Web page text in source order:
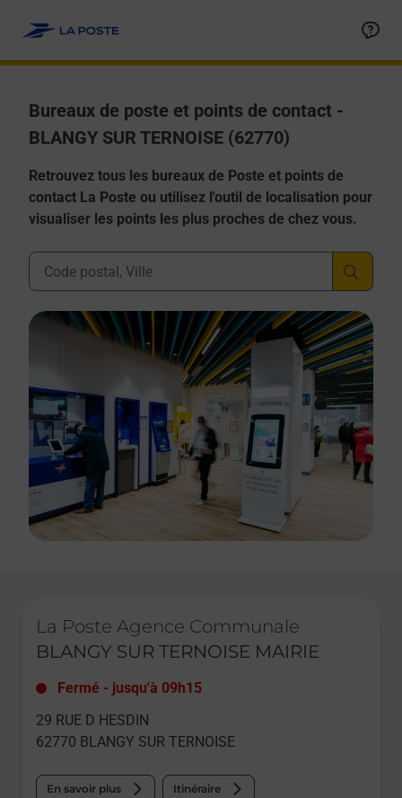
Bureaux de poste et points de contact -
BLANGY SUR TERNOISE (62770)
Retrouvez tous les bureaux de Poste et points de
contact La Poste ou utilisez l'outil de localisation pour
visualiser les points les plus proches de chez vous.
Ville, Département, Code Postal
La Poste Agence Communale
BLANGY SUR TERNOISE MAIRIE
Fermé - jusqu'à 09h15
29 RUE D HESDIN
62770 BLANGY SUR TERNOISE
En savoir plus Itinéraire